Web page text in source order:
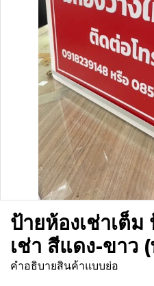
ป้ายห้องเช่าเต็ม
เช่า สีแดง-ขาว
คำอธิบายสินค้าแบบย่อ